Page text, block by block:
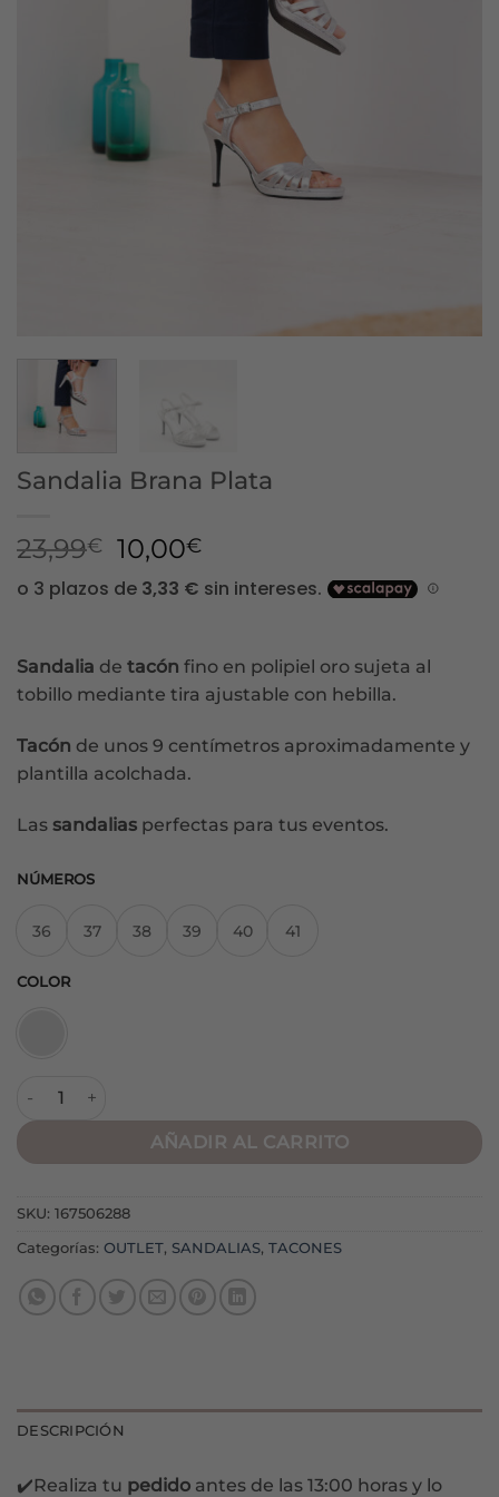
Sandalia Brana Plata
23,99€
El
precio
original
23,99€.
10,00€El
precio
actual
10,00€.
Sandalia de tacón fino en polipiel oro sujeta al
tobillo mediante tira ajustable con hebilla.
Tacón de unos 9 centímetros aproximadamente y
plantilla acolchada.
Las sandalias perfectas para tus eventos.
NÚMEROS
36 37 38 39 40 41
COLOR
Sandalia Brana Plata cantidad
AÑADIR AL CARRITO
SKU: 167506288
Categorías: OUTLET, SANDALIAS, TACONES
DESCRIPCIÓN
✔️Realiza tu pedido antes de las 13:00 horas y lo